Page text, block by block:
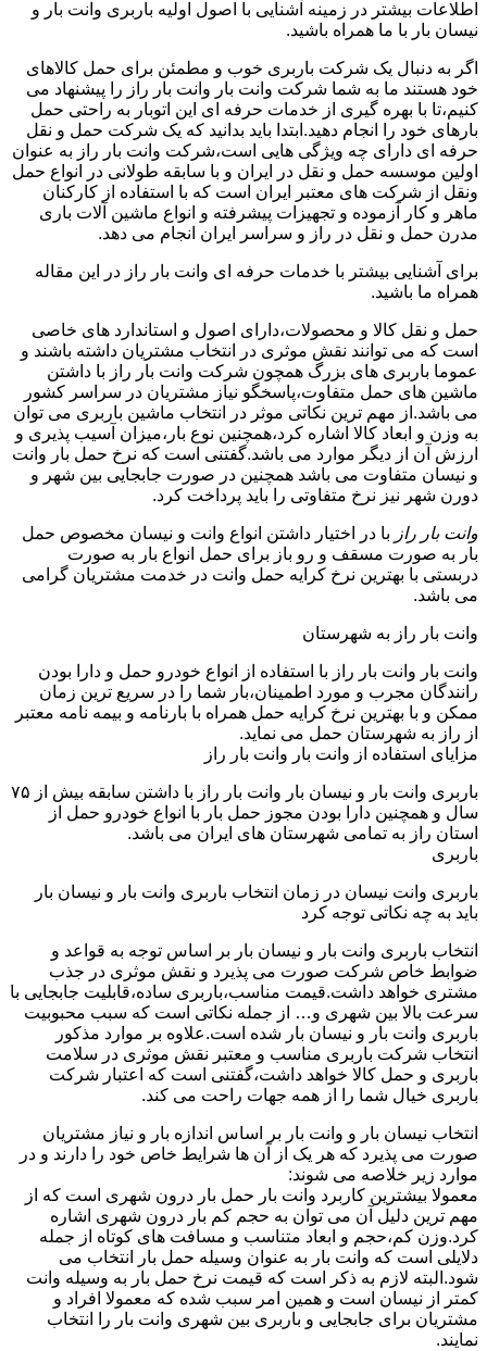
اطلاعات بیشتر در زمینه آشنایی با اصول اولیه باربری وانت بار و
نیسان بار با ما همراه باشید.
اگر به دنبال یک شرکت باربری خوب و مطمئن برای حمل کالاهای
خود هستند ما به شما شرکت وانت بار وانت بار راز را پیشنهاد می
کنیم،تا با بهره گیری از خدمات حرفه ای این اتوبار به راحتی حمل
بارهای خود را انجام دهید.ابتدا باید بدانید که یک شرکت حمل و نقل
حرفه ای دارای چه ویژگی هایی است،شرکت وانت بار راز به عنوان
اولین موسسه حمل و نقل در ایران و با سابقه طولانی در انواع حمل
ونقل از شرکت های معتبر ایران است که با استفاده از کارکنان
ماهر و کار آزموده و تجهیزات پیشرفته و انواع ماشین آلات باری
مدرن حمل و نقل در راز و سراسر ایران انجام می دهد.
برای آشنایی بیشتر با خدمات حرفه ای وانت بار راز در این مقاله
همراه ما باشید.
حمل و نقل کالا و محصولات،دارای اصول و استاندارد های خاصی
است که می توانند نقش موثری در انتخاب مشتریان داشته باشند و
عموما باربری های بزرگ همچون شرکت وانت بار راز با داشتن
ماشین های حمل متفاوت،پاسخگو نیاز مشتریان در سراسر کشور
می باشد.از مهم ترین نکاتی موثر در انتخاب ماشین باربری می توان
به وزن و ابعاد کالا اشاره کرد،همچنین نوع بار،میزان آسیب پذیری و
ارزش آن از دیگر موارد می باشد.گفتنی است که نرخ حمل بار وانت
و نیسان متفاوت می باشد همچنین در صورت جابجایی بین شهر و
دورن شهر نیز نرخ متفاوتی را باید پرداخت کرد.
وانت بار راز با در اختیار داشتن انواع وانت و نیسان مخصوص حمل
بار به صورت مسقف و رو باز برای حمل انواع بار به صورت
دربستی با بهترین نرخ کرایه حمل وانت در خدمت مشتریان گرامی
می باشد.
وانت بار راز به شهرستان
وانت بار وانت بار راز با استفاده از انواع خودرو حمل و دارا بودن
رانندگان مجرب و مورد اطمینان،بار شما را در سریع ترین زمان
ممکن و با بهترین نرخ کرایه حمل همراه با بارنامه و بیمه نامه معتبر
از راز به شهرستان حمل می نماید.
مزایای استفاده از وانت بار وانت بار راز
باربری وانت بار و نیسان بار وانت بار راز با داشتن سابقه بیش از ۷۵
سال و همچنین دارا بودن مجوز حمل بار با انواع خودرو حمل از
استان راز به تمامی شهرستان های ایران می باشد.
باربری
باربری وانت نیسان در زمان انتخاب باربری وانت بار و نیسان بار
باید به چه نکاتی توجه کرد
انتخاب باربری وانت بار و نیسان بار بر اساس توجه به قواعد و
ضوابط خاص شرکت صورت می پذیرد و نقش موثری در جذب
مشتری خواهد داشت.قیمت مناسب،باربری ساده،قابلیت جابجایی با
سرعت بالا بین شهری و… از جمله نکاتی است که سبب محبوبیت
باربری وانت بار و نیسان بار شده است.علاوه بر موارد مذکور
انتخاب شرکت باربری مناسب و معتبر نقش موثری در سلامت
باربری و حمل کالا خواهد داشت،گفتنی است که اعتبار شرکت
باربری خیال شما را از همه جهات راحت می کند.
انتخاب نیسان بار و وانت بار بر اساس اندازه بار و نیاز مشتریان
صورت می پذیرد که هر یک از آن ها شرایط خاص خود را دارند و در
موارد زیر خلاصه می شوند:
معمولا بیشترین کاربرد وانت بار حمل بار درون شهری است که از
مهم ترین دلیل آن می توان به حجم کم بار درون شهری اشاره
کرد.وزن کم،حجم و ابعاد متناسب و مسافت های کوتاه از جمله
دلایلی است که وانت بار به عنوان وسیله حمل بار انتخاب می
شود.البته لازم به ذکر است که قیمت نرخ حمل بار به وسیله وانت
کمتر از نیسان است و همین امر سبب شده که معمولا افراد و
مشتریان برای جابجایی و باربری بین شهری وانت بار را انتخاب
نمایند.